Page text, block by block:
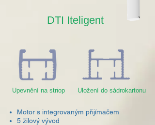
DTI Iteligent
Upevnění na striop Uložení do sádrokartonu
Motor s integrovaným přijímačem
5 žilový vývod